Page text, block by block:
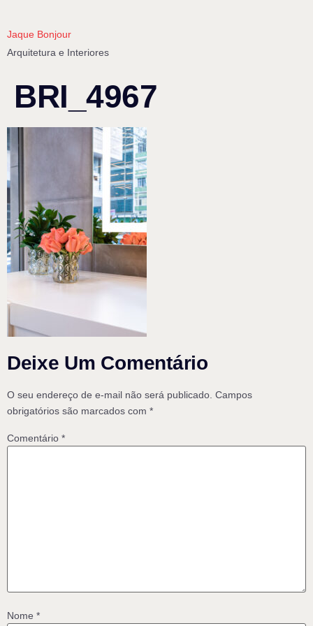
Jaque Bonjour
Arquitetura e Interiores
BRI_4967
Deixe Um Comentário
O seu endereço de e-mail não será publicado. Campos
obrigatórios são marcados com *
Comentário *
Nome *